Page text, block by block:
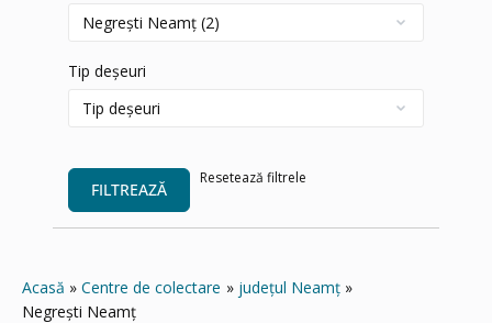
Tip deșeuri
FILTREAZĂ
Resetează filtrele
Acasă Centre de colectare
județul Neamț
Negrești Neamț